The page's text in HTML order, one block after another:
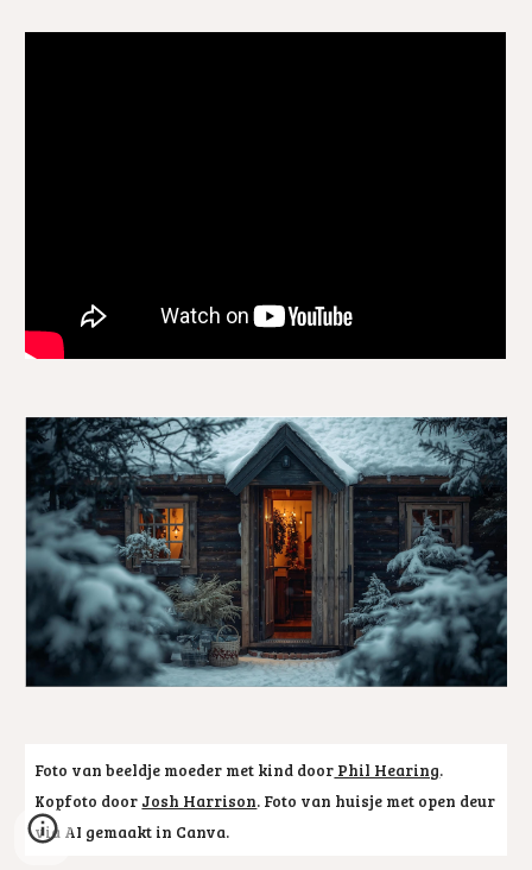
Foto van beeldje moeder met kind door Phil Hearing.
Kopfoto door Josh Harrison. Foto van huisje met open deur
via AI gemaakt in Canva.